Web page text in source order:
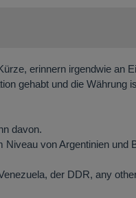
erinnern irgendwie an
gehabt und die Währung
davon.
von Argentinien und
der DDR, any